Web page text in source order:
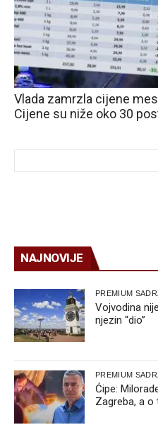
Vlada zamrzla cijene
Cijene su niže oko 30
NAJNOVIJE
PREMIUM
Vojvodina
njezin “dio”
PREMIUM
Ćipe:
Zagreba, a